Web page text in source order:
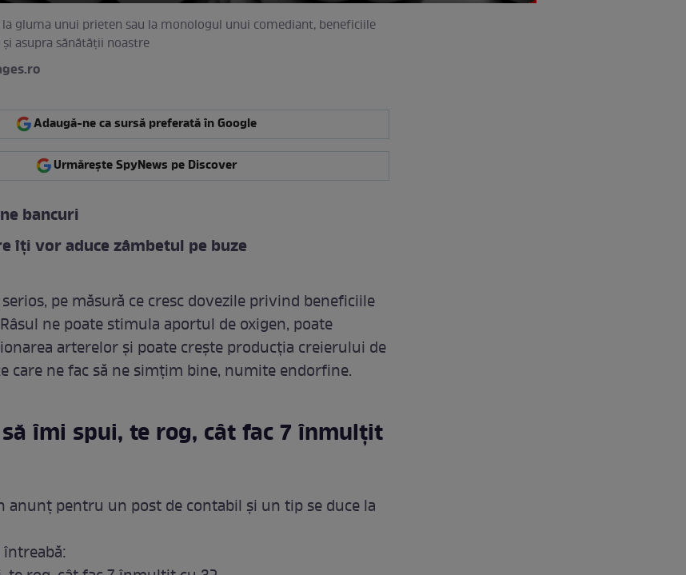
gluma unui prieten sau la monologul unui comediant, beneficiile
asupra sănătății noastre
Adaugă-ne ca sursă preferată în Google
Urmărește SpyNews pe Discover
bancuri
îți vor aduce zâmbetul pe buze
pe măsură ce cresc dovezile privind beneficiile
ne poate stimula aportul de oxigen, poate
arterelor și poate crește producția creierului de
care ne fac să ne simțim bine, numite endorfine.
îmi spui, te rog, cât fac 7 înmulţit
anunţ pentru un post de contabil şi un tip se duce la